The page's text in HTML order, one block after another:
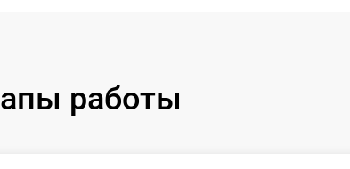
работы